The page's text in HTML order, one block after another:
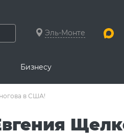
Эль-Монте
Бизнесу
в США!